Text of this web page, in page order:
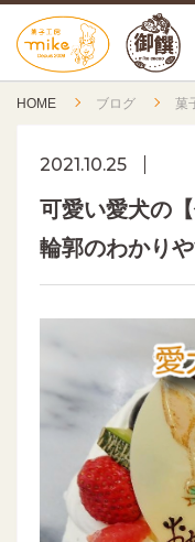
HOME ブログ 菓
2021.10.25
可愛い愛犬の
輪郭のわかり